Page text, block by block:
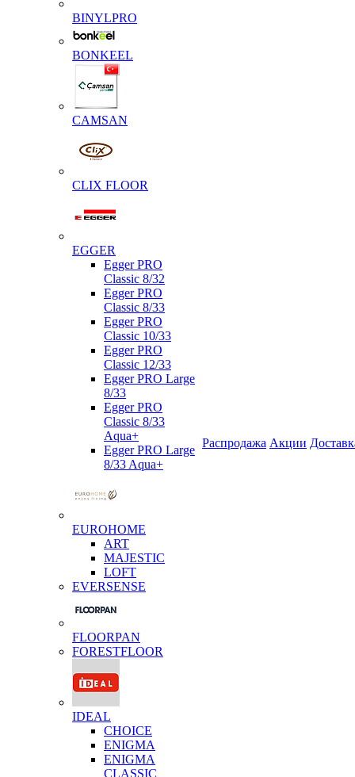
BINYLPRO
BONKEEL
CAMSAN
CLIX FLOOR
EGGER
Egger PRO
Classic 8/32
Egger PRO
Classic 8/33
Egger PRO
Classic 10/33
Egger PRO
Classic 12/33
Egger PRO Large
8/33
Egger PRO
Classic 8/33
Aqua+
Egger PRO Large
8/33 Aqua+
EUROHOME
ART
MAJESTIC
LOFT
EVERSENSE
FLOORPAN
FORESTFLOOR
IDEAL
CHOICE
ENIGMA
ENIGMA
CLASSIC
Распродажа Акции